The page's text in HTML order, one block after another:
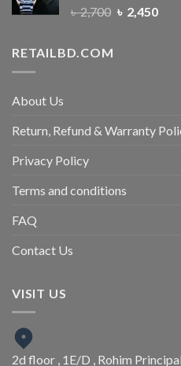
৳2,700 ৳ 2,450
RETAILBD.COM
About Us
Return, Refund & Warranty
Privacy Policy
Terms and conditions
FAQ
Contact Us
VISIT US
2d floor , 1E/D , Rohim